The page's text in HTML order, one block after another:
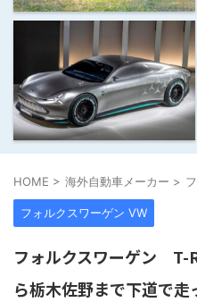
HOME > 海外自動車メーカー >
フォルクスワーゲン VW
フォルクスワーゲン
ら栃木佐野まで下道で走